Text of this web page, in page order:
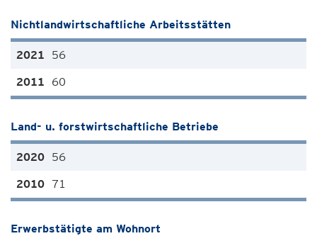
Nichtlandwirtschaftliche Arbeitsstätten
56
60
Land- u. forstwirtschaftliche Betriebe
56
71
Erwerbstätigte am Wohnort